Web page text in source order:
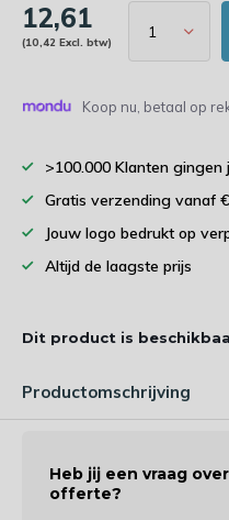
12,61
(10,42 Excl. btw)
Koop nu, betaal op
>100.000 Klanten gingen
Gratis verzending vanaf
Jouw logo bedrukt op
Altijd de laagste prijs
Dit product is
Productomschrijving
Heb jij een vraag
offerte?